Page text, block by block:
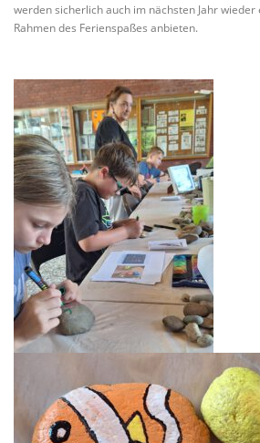
werden sicherlich auch im nächsten Jahr
Rahmen des Ferienspaßes anbieten.